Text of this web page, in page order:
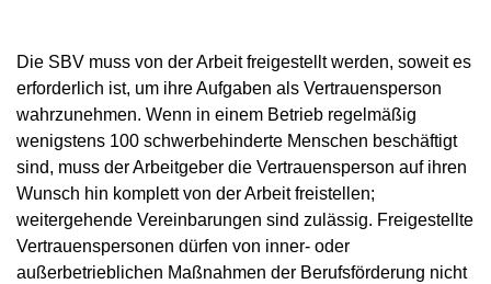
Die SBV muss von der Arbeit freigestellt werden, soweit es
erforderlich ist, um ihre Aufgaben als Vertrauensperson
wahrzunehmen. Wenn in einem Betrieb regelmäßig
wenigstens 100 schwerbehinderte Menschen beschäftigt
sind, muss der Arbeitgeber die Vertrauensperson auf ihren
Wunsch hin komplett von der Arbeit freistellen;
weitergehende Vereinbarungen sind zulässig. Freigestellte
Vertrauenspersonen dürfen von inner- oder
außerbetrieblichen Maßnahmen der Berufsförderung nicht